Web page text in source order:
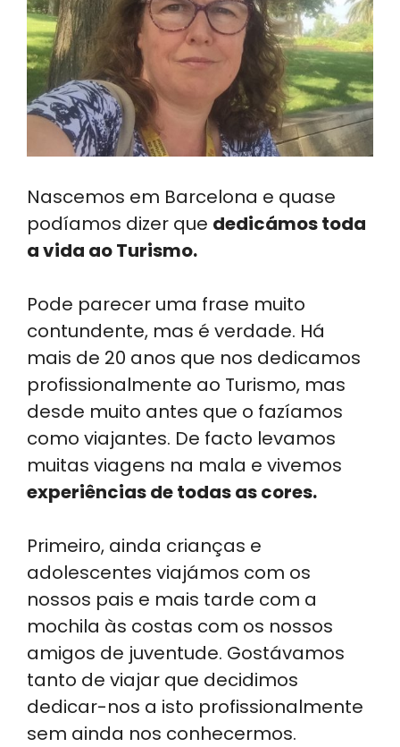
Nascemos em Barcelona e quase
podíamos dizer que dedicámos toda
a vida ao Turismo.
Pode parecer uma frase muito
contundente, mas é verdade. Há
mais de 20 anos que nos dedicamos
profissionalmente ao Turismo, mas
desde muito antes que o fazíamos
como viajantes. De facto levamos
muitas viagens na mala e vivemos
experiências de todas as cores.
Primeiro, ainda crianças e
adolescentes viajámos com os
nossos pais e mais tarde com a
mochila às costas com os nossos
amigos de juventude. Gostávamos
tanto de viajar que decidimos
dedicar-nos a isto profissionalmente
sem ainda nos conhecermos.